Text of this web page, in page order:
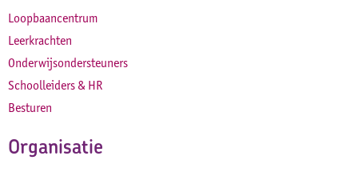
Loopbaancentrum
Leerkrachten
Onderwijsondersteuners
Schoolleiders & HR
Besturen
Organisatie